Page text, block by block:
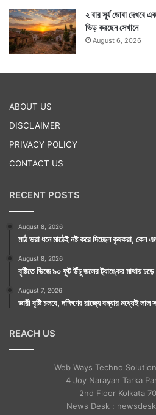
২ বার সূর্য ডোবা দেখবে
ভিড় করছেন সেখানে
August 6, 2026
ABOUT US
DISCLAIMER
PRIVACY POLICY
CONTACT US
RECENT POSTS
August 8, 2026
মাঠ ভরা ধনে মাঠেই নষ্ট করে দিচ্ছেন কৃষকরা, কেন
August 8, 2026
বৃষ্টিতে ভিজে ৯০ ফুট উঁচু জলের ট্যাঙ্কের মাথায় চড়ে
August 7, 2026
ভারী বৃষ্টি চলবে, দক্ষিণের রাজ্যে বন্যার মধ্যেই
REACH US
Web Ways Techno
4 Joy Narayan Tarka
2nd Floor Kolkata
News Desk :